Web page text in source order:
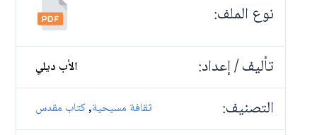
نوع الملف:
تأليف / إعداد:
الأب ديلي
التصنيف: ثقافة مسيحية,كتاب مقدس